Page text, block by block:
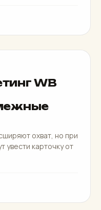
WB
охват, но при
увести карточку от